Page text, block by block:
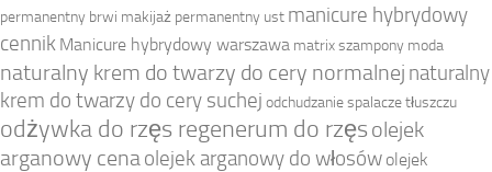
permanentny brwi makijaż permanentny ust manicure hybrydowy
cennik Manicure hybrydowy warszawa matrix szampony moda
naturalny krem do twarzy do cery normalnej naturalny
krem do twarzy do cery suchej odchudzanie spalacze tłuszczu
odżywka do rzęs regenerum do rzęs olejek
arganowy cena olejek arganowy do włosów olejek